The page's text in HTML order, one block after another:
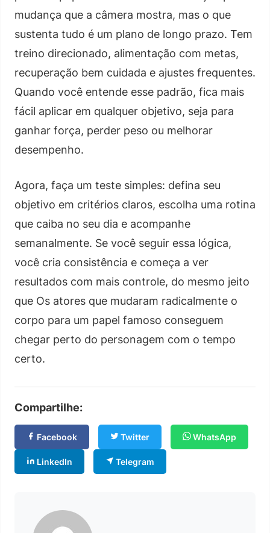
mudança que a câmera mostra, mas o que
sustenta tudo é um plano de longo prazo. Tem
treino direcionado, alimentação com metas,
recuperação bem cuidada e ajustes frequentes.
Quando você entende esse padrão, fica mais
fácil aplicar em qualquer objetivo, seja para
ganhar força, perder peso ou melhorar
desempenho.
Agora, faça um teste simples: defina seu
objetivo em critérios claros, escolha uma rotina
que caiba no seu dia e acompanhe
semanalmente. Se você seguir essa lógica,
você cria consistência e começa a ver
resultados com mais controle, do mesmo jeito
que Os atores que mudaram radicalmente o
corpo para um papel famoso conseguem
chegar perto do personagem com o tempo
certo.
Compartilhe:
Facebook Twitter WhatsApp
LinkedIn Telegram